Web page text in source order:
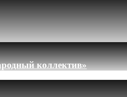
коллектив»